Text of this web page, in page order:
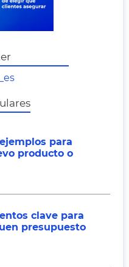
para
producto o
clave para
presupuesto